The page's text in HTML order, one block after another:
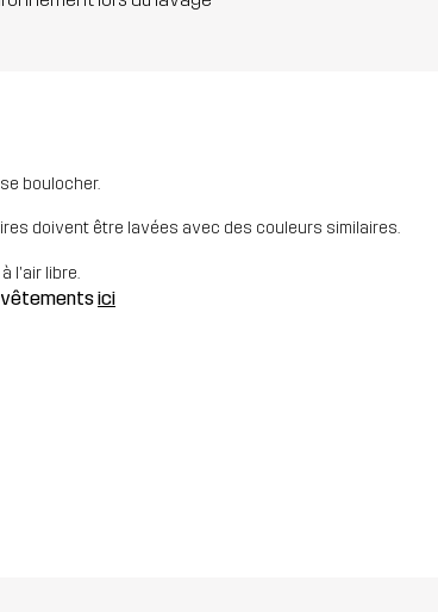
boulocher.
doivent être lavées avec des couleurs similaires.
l'air libre.
vêtementsici